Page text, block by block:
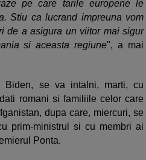
pe care tarile europene le
Stiu ca lucrand impreuna vom
de a asigura un viitor mai sigur
si aceasta regiune", a mai
Biden, se va intalni, marti, cu
romani si familiile celor care
dupa care, miercuri, se
prim-ministrul si cu membri ai
Ponta.